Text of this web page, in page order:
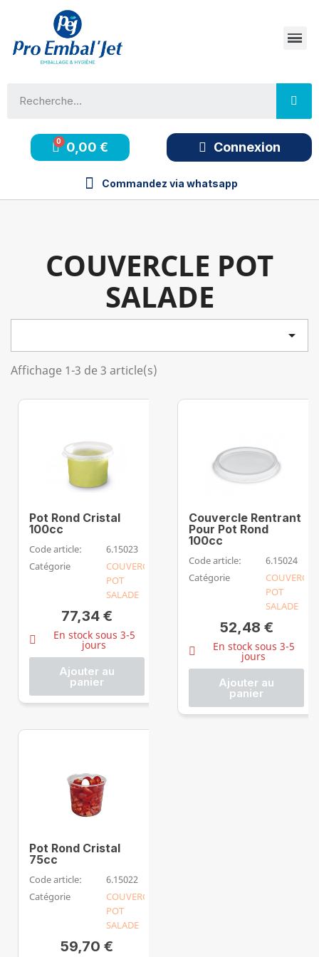
0,00 € Connexion
Commandez via whatsapp
COUVERCLE POT
SALADE

Affichage 1-3 de 3 article(s)
Pot Rond Cristal
100cc
Code article:
6.15023
Catégorie
COUVERCLE
POT
SALADE
77,34 €
En stock sous 3-5
jours
Ajouter au
panier
Couvercle Rentrant
Pour Pot Rond
100cc
Code article:
6.15024
Catégorie
COUVERCLE
POT
SALADE
52,48 €
En stock sous 3-5
jours
Ajouter au
panier
Pot Rond Cristal
75cc
Code article:
6.15022
Catégorie
COUVERCLE
POT
SALADE
59,70 €